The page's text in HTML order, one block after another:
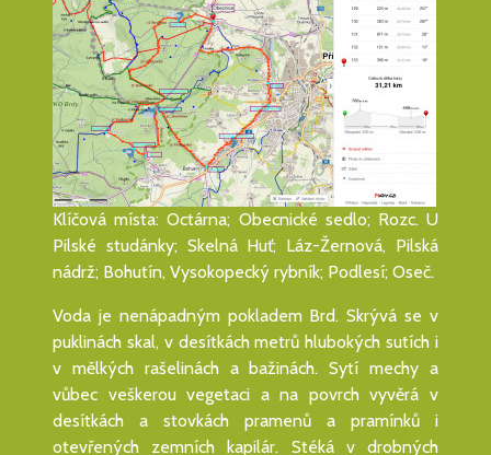
Klíčová místa: Octárna; Obecnické sedlo; Rozc. U
Pilské studánky; Skelná Huť; Láz-Žernová, Pilská
nádrž; Bohutín, Vysokopecký rybník; Podlesí; Oseč.
Voda je nenápadným pokladem Brd. Skrývá se v
puklinách skal, v desítkách metrů hlubokých sutích i
v mělkých rašelinách a bažinách. Sytí mechy a
vůbec veškerou vegetaci a na povrch vyvěrá v
desítkách a stovkách pramenů a pramínků i
otevřených zemních kapilár. Stéká v drobných